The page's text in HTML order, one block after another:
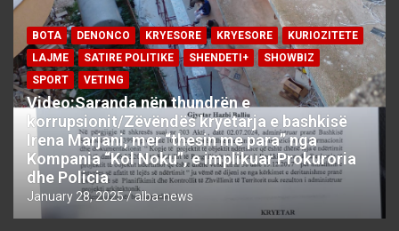
BOTA DENONCO KRYESORE KRYESORE
KURIOZITETE
LAJME
SATIRE POLITIKE SHENDETI+
SHOWBIZ
SPORT
VETING
Video:Saranda nën thundrën e
korrupsionit/Zëvëndës kryetarja e bashkisë
Irena Marjani, mer “thesin me para” nga
Kompania “Kol Noku”, e implikuar Prokuroria
dhe Policia
January 28, 2025 alba-news